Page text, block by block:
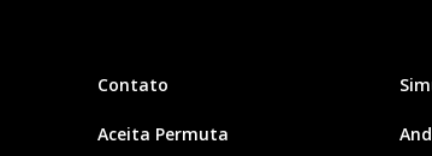
Contato
Aceita Permuta